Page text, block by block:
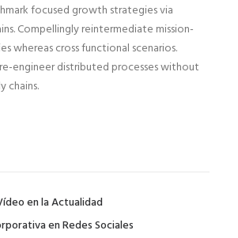
focused growth strategies via
Compellingly reintermediate mission-
whereas cross functional scenarios.
engineer distributed processes without
chains.
en la Actualidad
en Redes Sociales